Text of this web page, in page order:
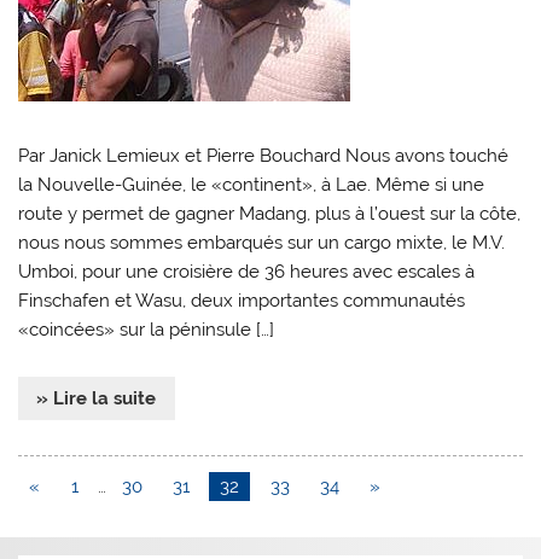
Par Janick Lemieux et Pierre Bouchard Nous avons touché
la Nouvelle-Guinée, le «continent», à Lae. Même si une
route y permet de gagner Madang, plus à l’ouest sur la côte,
nous nous sommes embarqués sur un cargo mixte, le M.V.
Umboi, pour une croisière de 36 heures avec escales à
Finschafen et Wasu, deux importantes communautés
«coincées» sur la péninsule […]
» Lire la suite
« 1 … 30 31 32 33 34 »